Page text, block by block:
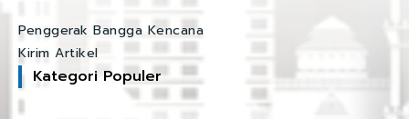
Penggerak Bangga Kencana
Kirim Artikel
Kategori Populer